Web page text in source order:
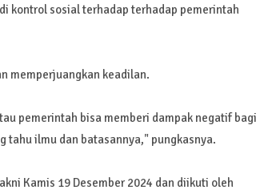
kontrol sosial terhadap terhadap pemerintah
memperjuangkan keadilan.
pemerintah bisa memberi dampak negatif bagi
ilmu dan batasannya," pungkasnya.
Kamis 19 Desember 2024 dan diikuti oleh